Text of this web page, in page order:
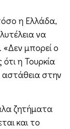
η Ελλάδα,
να
«Δεν μπορεί ο
η Τουρκία
αστάθεια στην
ζητήματα
και το